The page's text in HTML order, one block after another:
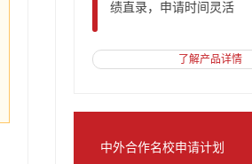
绩直录，申请时间灵活
了解产品详情
中外合作名校申请计划